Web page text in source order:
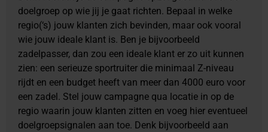
doelgroep op wie jij je gaat richten. Bepaal in welke
regio(‘s) jouw klanten zich bevinden, maar ook vooral
wie jouw ideale klant is. Ben je bijvoorbeeld
zadelpasser, dan zou een ideale klant er zo uit kunnen
zien: een serieuze sportruiter die minimaal Z-niveau
rijdt en een budget heeft van meer dan 4000 euro voor
een zadel. Stel jouw campagne qua locatie in op de
regio waarin jouw klanten zitten en voeg hier eventueel
doelgroepsignalen aan toe. Denk bijvoorbeeld aan